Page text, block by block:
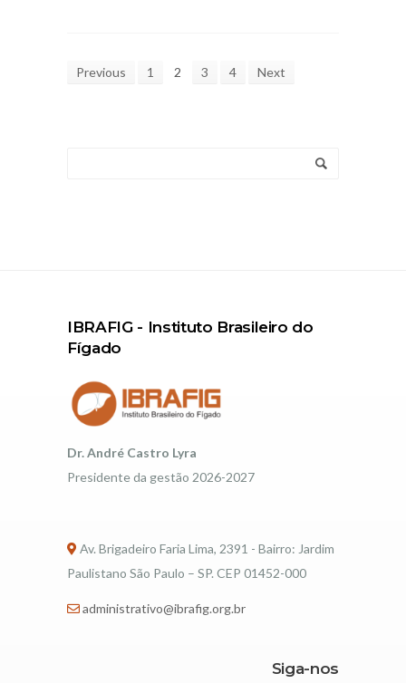
Previous 1 2 3 4 Next
IBRAFIG - Instituto Brasileiro do
Fígado
Dr. André Castro Lyra
Presidente da gestão 2026-2027
Av. Brigadeiro Faria Lima, 2391 - Bairro: Jardim
Paulistano São Paulo – SP. CEP 01452-000
administrativo@ibrafig.org.br
Siga-nos